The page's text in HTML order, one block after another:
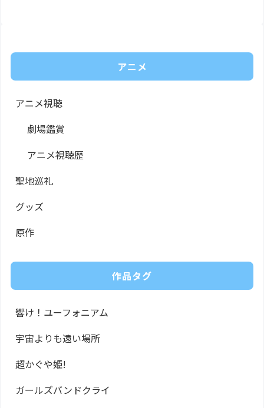
アニメ
アニメ視聴
劇場鑑賞
アニメ視聴歴
聖地巡礼
グッズ
原作
作品タグ
響け！ユーフォニアム
宇宙よりも遠い場所
超かぐや姫!
ガールズバンドクライ